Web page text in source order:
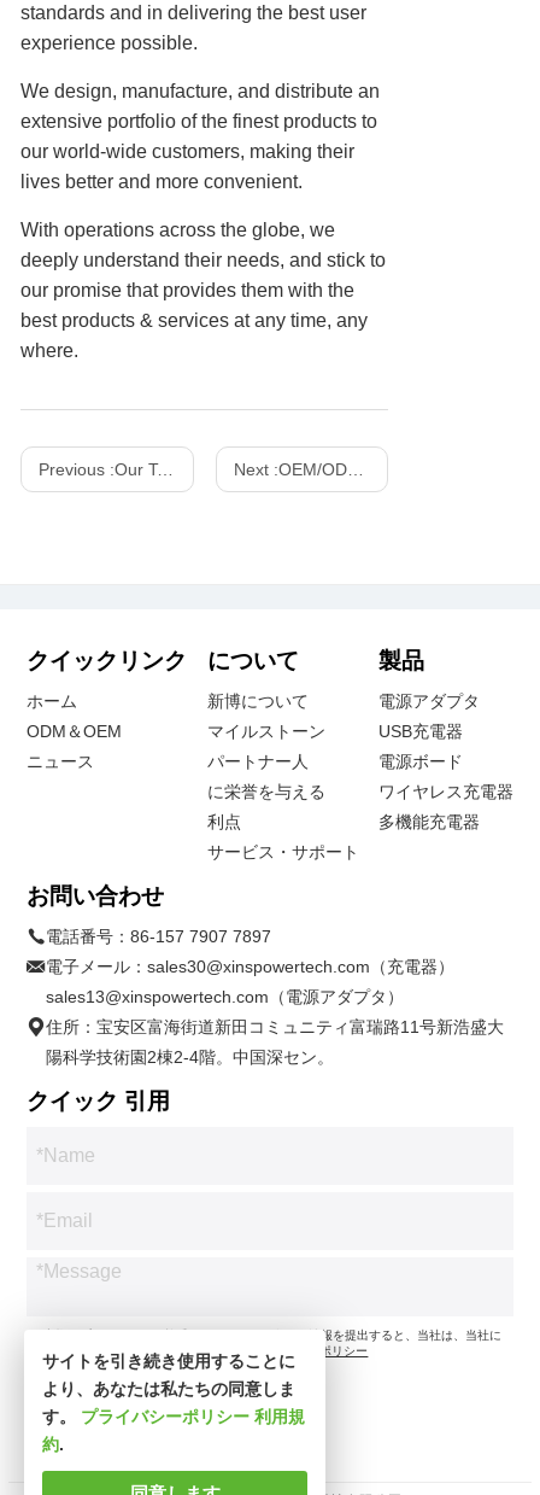
standards and in delivering the best user
experience possible.
We design, manufacture, and distribute an
extensive portfolio of the finest products to
our world-wide customers, making their
lives better and more convenient.
With operations across the globe, we
deeply understand their needs, and stick to
our promise that provides them with the
best products & services at any time, any
where.
Previous :Our Team Next :OEM/ODM Customized Projects
クイックリンク
ホーム
ODM＆OEM
ニュース
について
新博について
マイルストーン
パートナー人
に栄誉を与える
利点
サービス・サポート
製品
電源アダプタ
USB充電器
電源ボード
ワイヤレス充電器
多機能充電器
お問い合わせ
電話番号：86-157 7907 7897
電子メール：sales30@xinspowertech.com（充電器）
sales13@xinspowertech.com（電源アダプタ）
住所：宝安区富海街道新田コミュニティ富瑞路11号新浩盛大
陽科学技術園2棟2-4階。中国深セン。
クイック 引用
*お客様のプライバシーを尊重します。お問い合わせ情報を提出すると、当社は、当社に
従ってお問い合わせのみに同意します。
プライバシーポリシー
サイトを引き続き使用することに
より、あなたは私たちの同意しま
す。 プライバシーポリシー 利用規
約.